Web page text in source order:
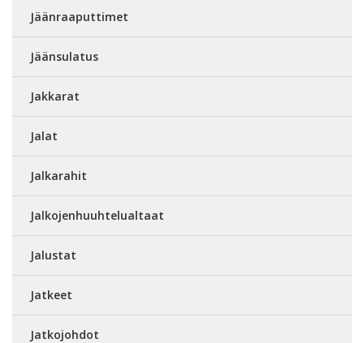
Jäänraaputtimet
Jäänsulatus
Jakkarat
Jalat
Jalkarahit
Jalkojenhuuhtelualtaat
Jalustat
Jatkeet
Jatkojohdot